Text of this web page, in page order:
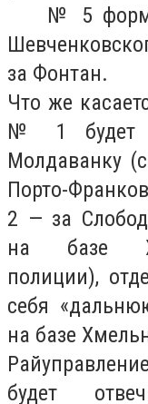
№ 5
за Фонтан.
Что же
№ 1 будет
Молдаванку
Порто-
2 — за
на базе
полиции),
себя
на базе
будет